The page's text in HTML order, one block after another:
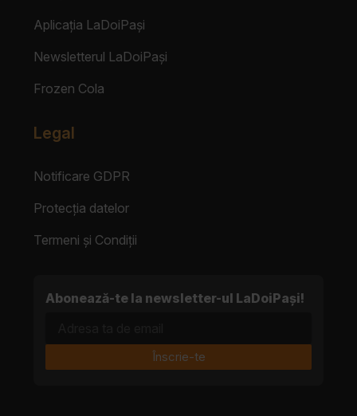
Aplicația LaDoiPași
Newsletterul LaDoiPași
Frozen Cola
Legal
Notificare GDPR
Protecția datelor
Termeni și Condiții
Abonează-te la newsletter-ul LaDoiPași!
Înscrie-te